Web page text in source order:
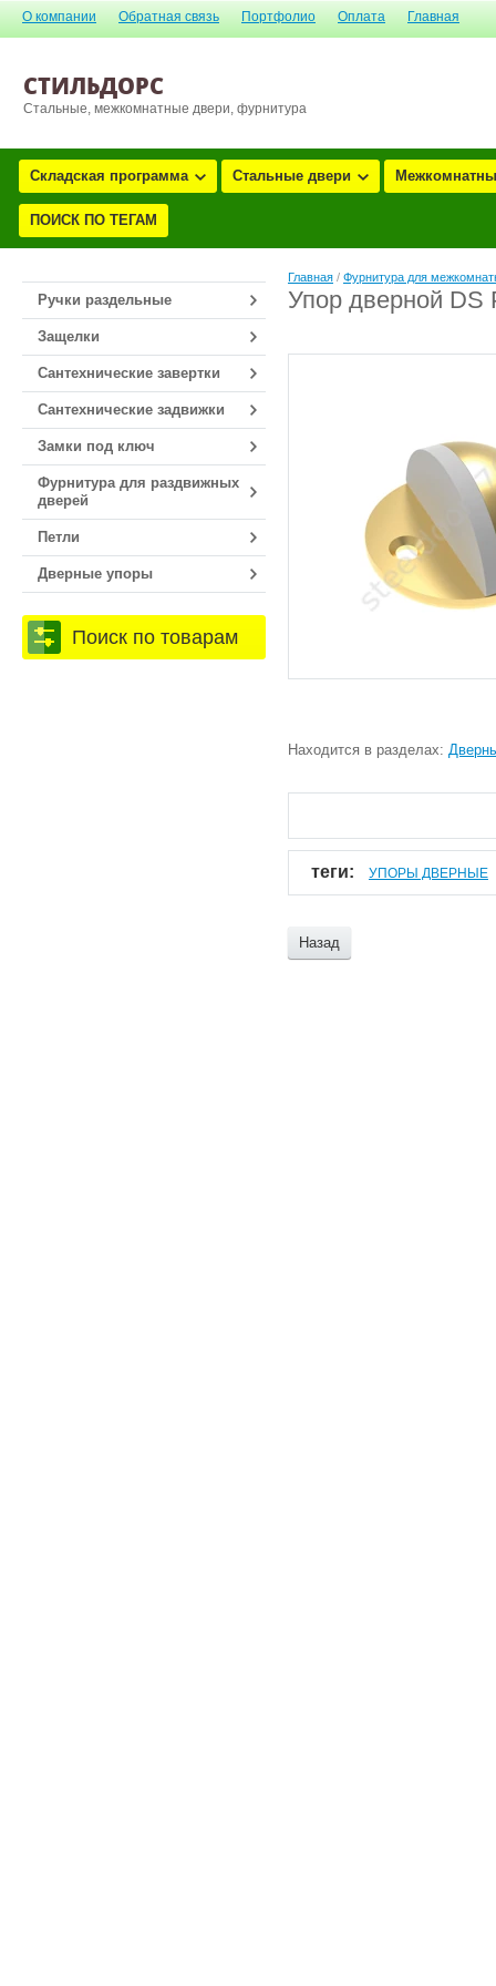
О компании Обратная связь Портфолио Оплата Главная
СТИЛЬДОРС
Стальные, межкомнатные двери, фурнитура
Складская программа Стальные двери
ПОИСК ПО ТЕГАМ
Ручки раздельные
Защелки
Сантехнические завертки
Сантехнические задвижки
Замки под ключ
Фурнитура для раздвижных
дверей
Петли
Дверные упоры
Поиск по товарам
Главная / Фурнитура для
Упор дверной DS
Находится в разделах:
теги: УПОРЫ ДВЕРНЫЕ
Назад